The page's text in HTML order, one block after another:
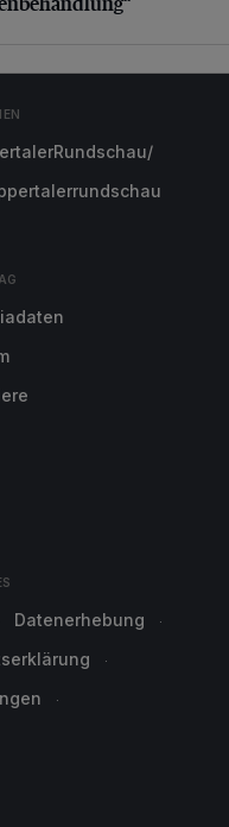
Datenerhebung